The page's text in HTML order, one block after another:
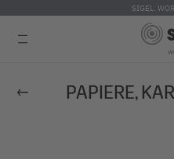
zum
SIGEL.
PAPIERE,